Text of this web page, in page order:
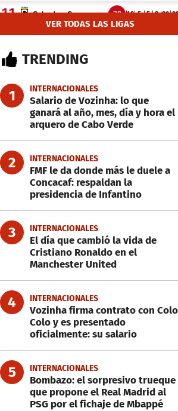
VER TODAS LAS LIGAS
TRENDING
1 INTERNACIONALES
Salario de Vozinha: lo que
ganará al año, mes, día y hora el
arquero de Cabo Verde
2 INTERNACIONALES
FMF le da donde más le duele a
Concacaf: respaldan la
presidencia de Infantino
3 INTERNACIONALES
El día que cambió la vida de
Cristiano Ronaldo en el
Manchester United
4 INTERNACIONALES
Vozinha firma contrato con Colo
Colo y es presentado
oficialmente: su salario
5 INTERNACIONALES
Bombazo: el sorpresivo trueque
que propone el Real Madrid al
PSG por el fichaje de Mbappé